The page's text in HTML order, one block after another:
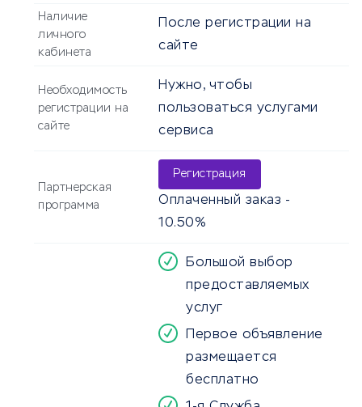
Наличие
личного
кабинета
После регистрации на
сайте
Необходимость
регистрации на
сайте
Нужно, чтобы
пользоваться услугами
сервиса
Партнерская
программа
Регистрация
Оплаченный заказ -
10.50%
Большой выбор
предоставляемых
услуг
Первое объявление
размещается
бесплатно